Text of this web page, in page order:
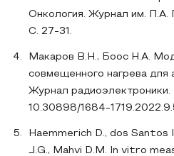
Онкология. Журнал им.
С. 27-31.
Макаров В.Н., Боос Н.А.
совмещенного нагрева для
Журнал
10.30898/1684-
Haemmerich D., dos
J.G., Mahvi D.M. In vitro